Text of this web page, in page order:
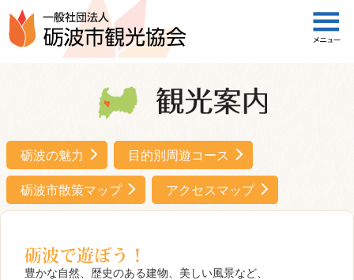
一般社団法人 砺波市観光協会
砺波の魅力 目的別周遊コース
砺波市散策マップ アクセスマップ
豊かな自然、歴史のある建物、美しい風景など、